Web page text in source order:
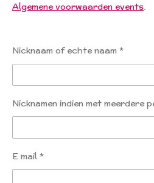
Algemene voorwaarden events.
Nicknaam of echte naam *
Nicknamen indien met meerdere
E mail *